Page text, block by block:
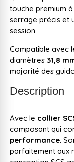
touche premium
serrage précis et
session.
Compatible avec
diamètres 31,8
majorité des
Description
Avec le collier
composant qui
performance.
parfaitement aux